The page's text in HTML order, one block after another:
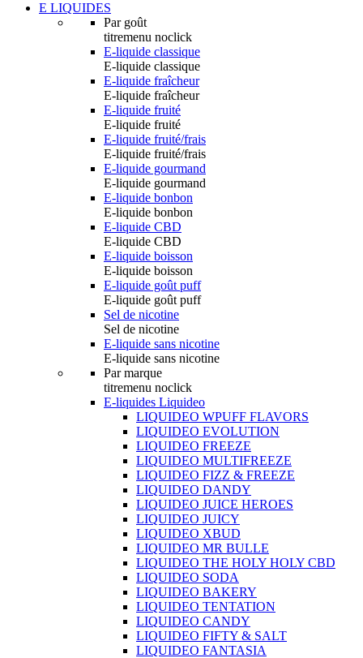
E LIQUIDES
Par goût
titremenu noclick
E-liquide classique
E-liquide classique
E-liquide fraîcheur
E-liquide fraîcheur
E-liquide fruité
E-liquide fruité
E-liquide fruité/frais
E-liquide fruité/frais
E-liquide gourmand
E-liquide gourmand
E-liquide bonbon
E-liquide bonbon
E-liquide CBD
E-liquide CBD
E-liquide boisson
E-liquide boisson
E-liquide goût puff
E-liquide goût puff
Sel de nicotine
Sel de nicotine
E-liquide sans nicotine
E-liquide sans nicotine
Par marque
titremenu noclick
E-liquides Liquideo
LIQUIDEO WPUFF FLAVORS
LIQUIDEO EVOLUTION
LIQUIDEO FREEZE
LIQUIDEO MULTIFREEZE
LIQUIDEO FIZZ & FREEZE
LIQUIDEO DANDY
LIQUIDEO JUICE HEROES
LIQUIDEO JUICY
LIQUIDEO XBUD
LIQUIDEO MR BULLE
LIQUIDEO THE HOLY HOLY CBD
LIQUIDEO SODA
LIQUIDEO BAKERY
LIQUIDEO TENTATION
LIQUIDEO CANDY
LIQUIDEO FIFTY & SALT
LIQUIDEO FANTASIA